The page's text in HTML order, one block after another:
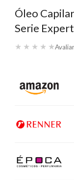
Óleo
Serie
★ ★ ★ ★ ★Avaliar